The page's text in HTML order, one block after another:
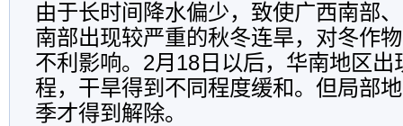
由于长时间降水偏少，致使广西南部
南部出现较严重的秋冬连旱，对冬作
不利影响。2月18日以后，华南地区出
程，干旱得到不同程度缓和。但局部
季才得到解除。